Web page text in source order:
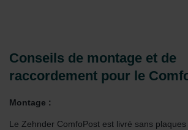
Conseils de montage et de
raccordement pour le
Montage :
Le Zehnder ComfoPost est livré sans